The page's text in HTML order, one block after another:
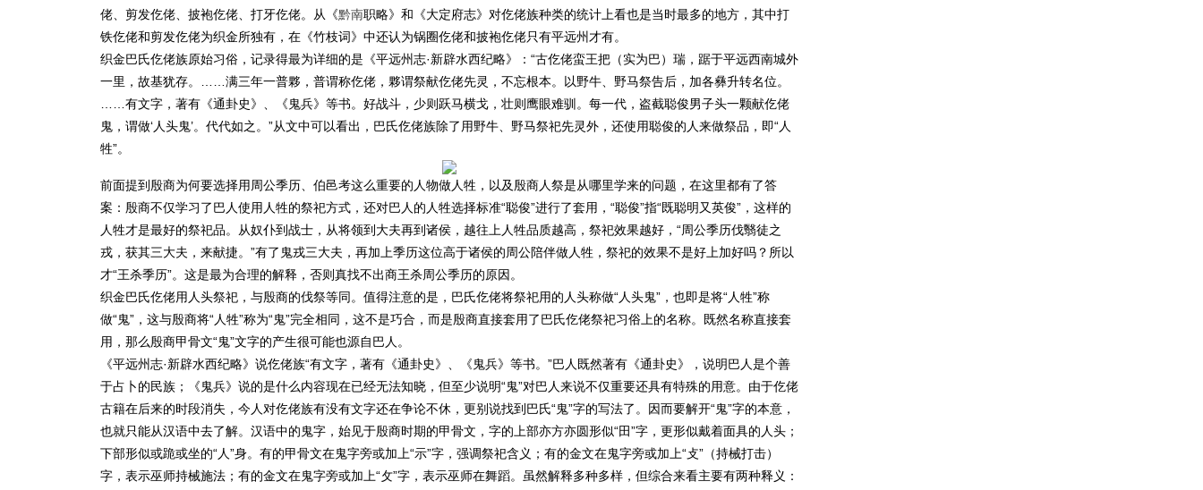
佬、剪发仡佬、披袍仡佬、打牙仡佬。从《黔南职略》和《大定府志》对仡佬族种类的统计上看也是当时最多的地方，其中打
铁仡佬和剪发仡佬为织金所独有，在《竹枝词》中还认为锅圈仡佬和披袍仡佬只有平远州才有。
织金巴氏仡佬族原始习俗，记录得最为详细的是《平远州志·新辟水西纪略》：“古仡佬蛮王把（实为巴）瑞，踞于平远西南城外
一里，故基犹存。……满三年一普夥，普谓称仡佬，夥谓祭献仡佬先灵，不忘根本。以野牛、野马祭告后，加各彝升转名位。
……有文字，著有《通卦史》、《鬼兵》等书。好战斗，少则跃马横戈，壮则鹰眼难驯。每一代，盗截聪俊男子头一颗献仡佬
鬼，谓做‘人头鬼’。代代如之。”从文中可以看出，巴氏仡佬族除了用野牛、野马祭祀先灵外，还使用聪俊的人来做祭品，即“人
牲”。
前面提到殷商为何要选择用周公季历、伯邑考这么重要的人物做人牲，以及殷商人祭是从哪里学来的问题，在这里都有了答
案：殷商不仅学习了巴人使用人牲的祭祀方式，还对巴人的人牲选择标准“聪俊”进行了套用，“聪俊”指“既聪明又英俊”，这样的
人牲才是最好的祭祀品。从奴仆到战士，从将领到大夫再到诸侯，越往上人牲品质越高，祭祀效果越好，“周公季历伐翳徒之
戎，获其三大夫，来献捷。”有了鬼戎三大夫，再加上季历这位高于诸侯的周公陪伴做人牲，祭祀的效果不是好上加好吗？所以
才“王杀季历”。这是最为合理的解释，否则真找不出商王杀周公季历的原因。
织金巴氏仡佬用人头祭祀，与殷商的伐祭等同。值得注意的是，巴氏仡佬将祭祀用的人头称做“人头鬼”，也即是将“人牲”称
做“鬼”，这与殷商将“人牲”称为“鬼”完全相同，这不是巧合，而是殷商直接套用了巴氏仡佬祭祀习俗上的名称。既然名称直接套
用，那么殷商甲骨文“鬼”文字的产生很可能也源自巴人。
《平远州志·新辟水西纪略》说仡佬族“有文字，著有《通卦史》、《鬼兵》等书。”巴人既然著有《通卦史》，说明巴人是个善
于占卜的民族；《鬼兵》说的是什么内容现在已经无法知晓，但至少说明“鬼”对巴人来说不仅重要还具有特殊的用意。由于仡佬
古籍在后来的时段消失，今人对仡佬族有没有文字还在争论不休，更别说找到巴氏“鬼”字的写法了。因而要解开“鬼”字的本意，
也就只能从汉语中去了解。汉语中的鬼字，始见于殷商时期的甲骨文，字的上部亦方亦圆形似“田”字，更形似戴着面具的人头；
下部形似或跪或坐的“人”身。有的甲骨文在鬼字旁或加上“示”字，强调祭祀含义；有的金文在鬼字旁或加上“攴”（持械打击）
字，表示巫师持械施法；有的金文在鬼字旁或加上“攵”字，表示巫师在舞蹈。虽然解释多种多样，但综合来看主要有两种释义：